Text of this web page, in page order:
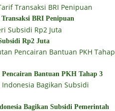
BRI Penipuan
Rp2 Juta
Bantuan PKH Tahap 3
Bagikan Subsidi Pemerintah